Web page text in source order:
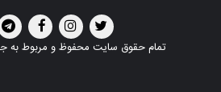
تمام حقوق سایت محفوظ و مربوط به